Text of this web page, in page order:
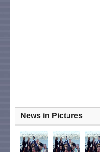
News in Pictures